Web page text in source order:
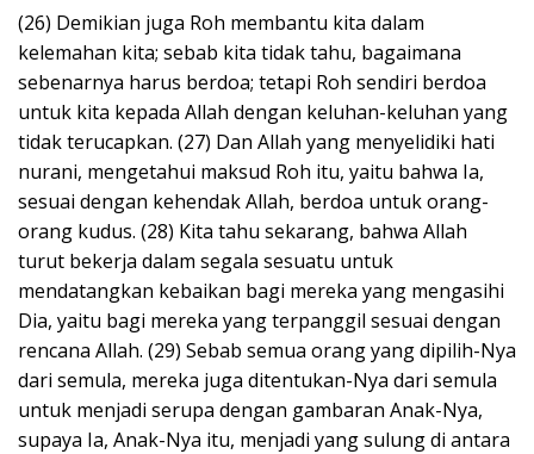
(26) Demikian juga Roh membantu kita dalam
kelemahan kita; sebab kita tidak tahu, bagaimana
sebenarnya harus berdoa; tetapi Roh sendiri berdoa
untuk kita kepada Allah dengan keluhan-keluhan yang
tidak terucapkan. (27) Dan Allah yang menyelidiki hati
nurani, mengetahui maksud Roh itu, yaitu bahwa Ia,
sesuai dengan kehendak Allah, berdoa untuk orang-
orang kudus. (28) Kita tahu sekarang, bahwa Allah
turut bekerja dalam segala sesuatu untuk
mendatangkan kebaikan bagi mereka yang mengasihi
Dia, yaitu bagi mereka yang terpanggil sesuai dengan
rencana Allah. (29) Sebab semua orang yang dipilih-Nya
dari semula, mereka juga ditentukan-Nya dari semula
untuk menjadi serupa dengan gambaran Anak-Nya,
supaya Ia, Anak-Nya itu, menjadi yang sulung di antara